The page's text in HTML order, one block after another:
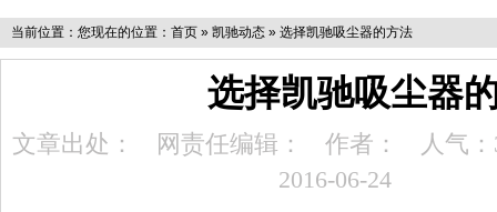
当前位置：您现在的位置： 首页 » 凯驰动态 » 选择凯驰吸尘器的方法
选择凯驰吸尘器
文章出处： 网责任编辑： 作者：
人气
2016-06-24